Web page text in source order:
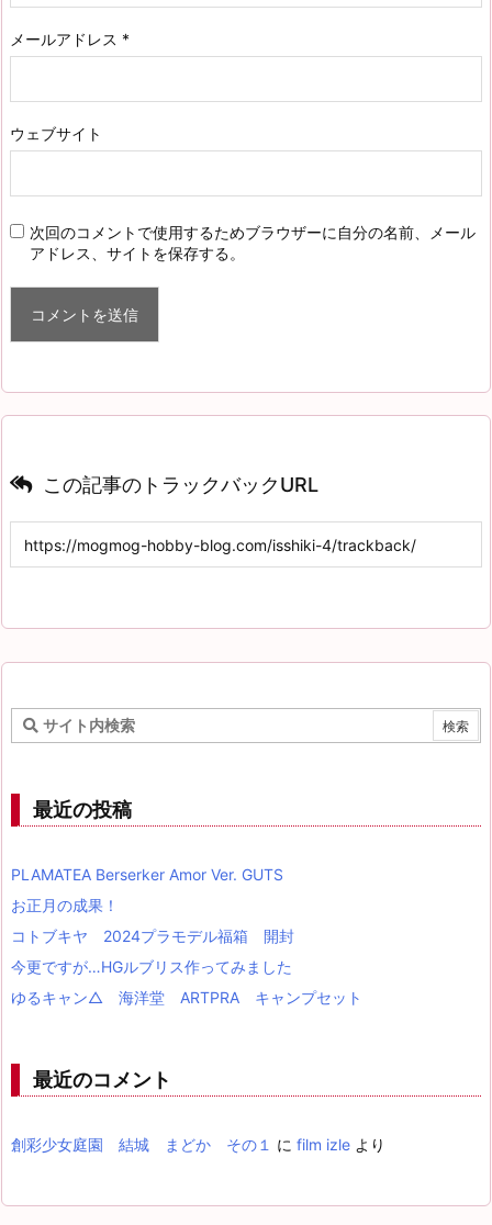
メールアドレス *
ウェブサイト
次回のコメントで使用するためブラウザーに自分の名前、メール
アドレス、サイトを保存する。
この記事のトラックバックURL
最近の投稿
PLAMATEA Berserker Amor Ver. GUTS
お正月の成果！
コトブキヤ 2024プラモデル福箱 開封
今更ですが…HGルブリス作ってみました
ゆるキャン△ 海洋堂 ARTPRA キャンプセット
最近のコメント
創彩少女庭園 結城 まどか その１ に film izle より